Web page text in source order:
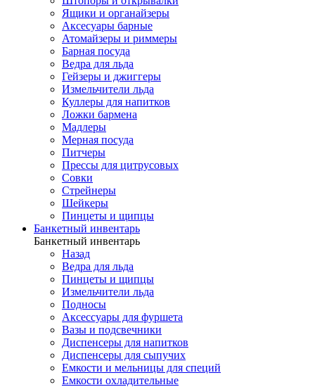
Ящики и органайзеры
Аксесуары барные
Атомайзеры и риммеры
Барная посуда
Ведра для льда
Гейзеры и джиггеры
Измельчители льда
Куллеры для напитков
Ложки бармена
Мадлеры
Мерная посуда
Питчеры
Прессы для цитрусовых
Совки
Стрейнеры
Шейкеры
Пинцеты и щипцы
Банкетный инвентарь
Банкетный инвентарь
Назад
Ведра для льда
Пинцеты и щипцы
Измельчители льда
Подносы
Аксессуары для фуршета
Вазы и подсвечники
Диспенсеры для напитков
Диспенсеры для сыпучих
Емкости и мельницы для специй
Емкости охладительные